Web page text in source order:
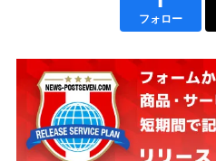
フォロー